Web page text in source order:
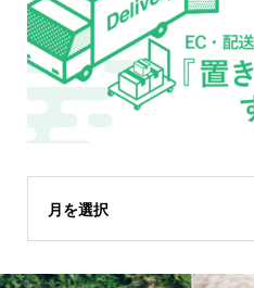
月を選択